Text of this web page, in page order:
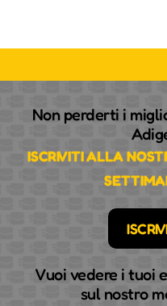
Non perderti i
ISCRIVITI ALLA
Vuoi vedere i tuoi
sul nostro